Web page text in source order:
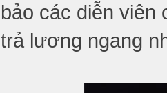
bảo các diễn viên
trả lương ngang